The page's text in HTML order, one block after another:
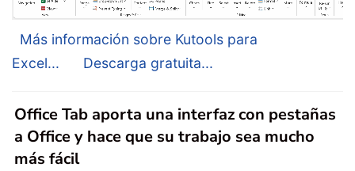
Más información sobre Kutools para
Excel...
Descarga gratuita...
Office Tab aporta una interfaz con pestañas
a Office y hace que su trabajo sea mucho
más fácil